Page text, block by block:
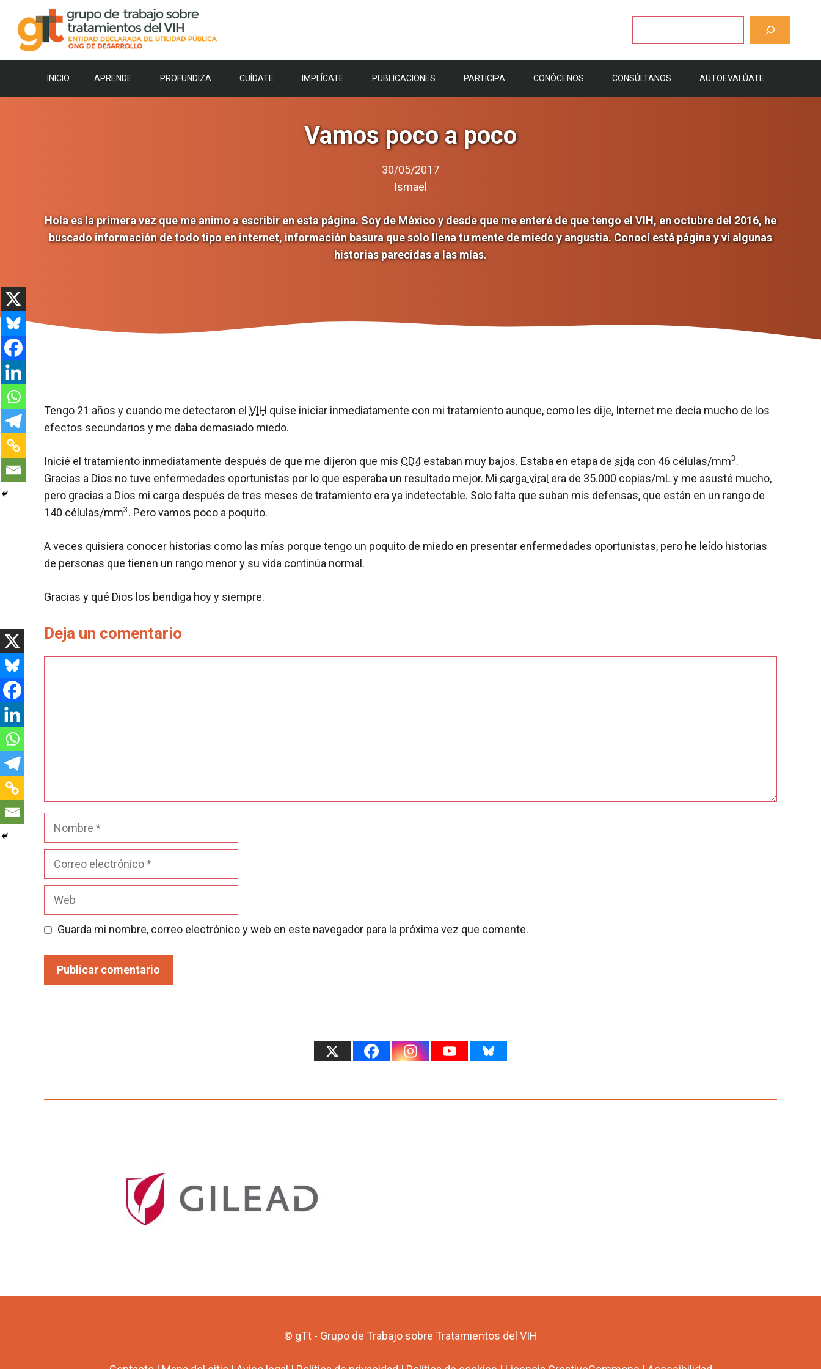
contenido
INICIO APRENDE PROFUNDIZA CUÍDATE IMPLÍCATE PUBLICACIONES PARTICIPA CONÓCENOS CONSÚLTANOS AUTOEVALÚATE
Vamos poco a poco
30/05/2017
Ismael
Hola es la primera vez que me animo a escribir en esta página. Soy de México y desde que me enteré de que tengo el VIH, en octubre del 2016, he
buscado información de todo tipo en internet, información basura que solo llena tu mente de miedo y angustia. Conocí está página y vi algunas
historias parecidas a las mías.
Tengo 21 años y cuando me detectaron el VIH quise iniciar inmediatamente con mi tratamiento aunque, como les dije, Internet me decía mucho de los
efectos secundarios y me daba demasiado miedo.
Inicié el tratamiento inmediatamente después de que me dijeron que mis CD4estaban muy bajos. Estaba en etapa de sida con 46 células/mm3.
Gracias a Dios no tuve enfermedades oportunistas por lo que esperaba un resultado mejor. Mi carga viral era de 35.000 copias/mL y me asusté mucho,
pero gracias a Dios mi carga después de tres meses de tratamiento era ya indetectable. Solo falta que suban mis defensas, que están en un rango de
140 células/mm3. Pero vamos poco a poquito.
A veces quisiera conocer historias como las mías porque tengo un poquito de miedo en presentar enfermedades oportunistas, pero he leído historias
de personas que tienen un rango menor y su vida continúa normal.
Gracias y qué Dios los bendiga hoy y siempre.
Deja un comentario
Nombre
Guarda mi nombre, correo electrónico y web en este navegador para la próxima vez que comente.
© gTt - Grupo de Trabajo sobre Tratamientos del VIH